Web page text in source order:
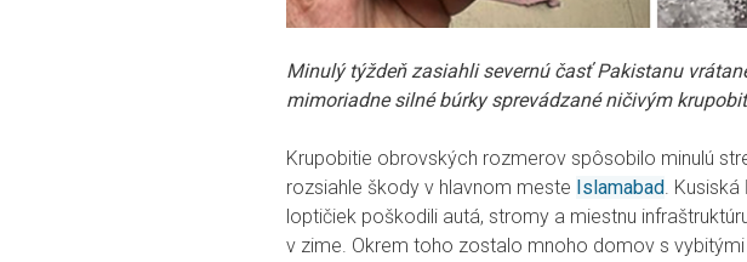
Minulý týždeň zasiahli severnú časť Pakistanu
mimoriadne silné búrky sprevádzané ničivým
Krupobitie obrovských rozmerov spôsobilo minulú
rozsiahle škody v hlavnom meste Islamabad.
loptičiek poškodili autá, stromy a miestnu
v zime. Okrem toho zostalo mnoho domov s